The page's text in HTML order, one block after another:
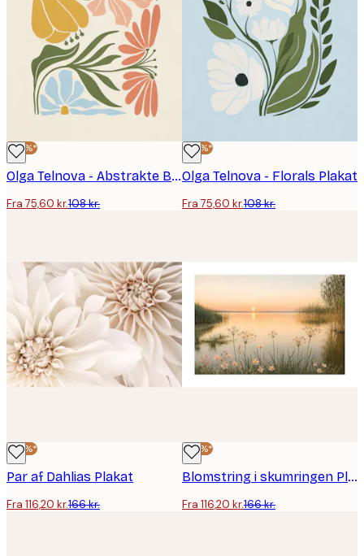
-30%*
Olga Telnova - Abstrakte Blomster Plakat
Fra 75,60 kr.108 kr.
-30%*
Olga Telnova - Florals Plakat
Fra 75,60 kr.108 kr.
-30%*
Par af Dahlias Plakat
Fra 116,20 kr.166 kr.
-30%*
Blomstring i skumringen Plakat
Fra 116,20 kr.166 kr.